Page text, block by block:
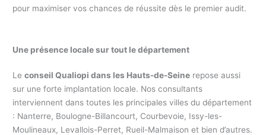
pour maximiser vos chances de réussite dès le premier audit.
Une présence locale sur tout le département
Leconseil Qualiopi dans les Hauts-de-Seine repose aussi
sur une forte implantation locale. Nos consultants
interviennent dans toutes les principales villes du département
: Nanterre, Boulogne-Billancourt, Courbevoie, Issy-les-
Moulineaux, Levallois-Perret, Rueil-Malmaison et bien d’autres.